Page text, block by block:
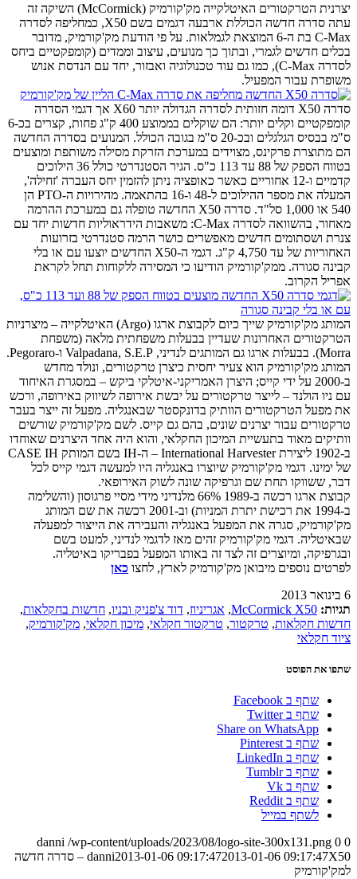
יצרנית הטרקטורים האיטלקייה מק'קורמיק (McCormick) השיקה זה
עתה סדרה חדשה הכוללת ארבעה דגמים בשם X50, כמחליפה לסדרה
C-Max בת ה-6 המוצאת לגמלאות. על פי הודעת מק'קורמיק, מדובר
בכלים חדשים לגמרי, ובתוך כך מנועים, עיצוב וממדים (קומפקטיים ביחס
לסדרה C-Max), כמו גם עוד טכנולוגיה ואבזור, יחד עם הנדסת אנוש
משופרת עבור המפעיל.
סדרה X50 דומה חזותית לסדרה הגדולה יותר X60 אך דגמי הסדרה
קומפקטיים וקלים יותר: הם שוקלים בממוצע 400 ק"ג פחות, קצרים בכ-6
ס"מ בבסיס הגלגלים ובכ-20 ס"מ בגובה הכולל. המנועים בסדרה החדשה
הם מתוצרת פרקינס, מצוידים במערכת הזרקת מסילה משותפת ומוצעים
בטווח הספק של 88 עד 113 כ"ס. הגיר הסטנדרטי כולל 36 הילוכים
קדמיים ו-12 אחוריים כאשר כאופציה ניתן להזמין יחס העברה 'זחילה',
המעלה את מספר ההילוכים ל-48 ו-16 בהתאמה. מהירויות ה-PTO הן
540 או 1,000 סל"ד. סדרה X50 החדשה טופלה גם במערכת ההרמה
מאחור, בהשוואה לסדרה C-Max: משאבות הידראוליות חדשות יחד עם
צנרת ושסתומים חדשים מאפשרים כושר הרמה סטנדרטי בזרועות
האחוריות של עד 4,750 ק"ג. דגמי ה-X50 החדשים יוצעו עם או בלי
קבינה סגורה. ממק'קורמיק הודיעו כי המסירה ללקוחות תחל לקראת
אפריל הקרוב.
המותג מק'קורמיק שייך כיום לקבוצת ארגו (Argo) האיטלקייה – מיצרניות
הטרקטורים האחרונות שעדיין בבעלות משפחתית מלאה (משפחת
Morra). בבעלות ארגו גם המותגים לנדיני, Valpadana, S.E.P ו-Pegoraro.
המותג מק'קורמיק הוא צעיר יחסית כיצרן טרקטורים, ונולד מחדש
ב-2000 על ידי קייס; היצרן האמריקני-איטלקי ביקש – במסגרת האיחוד
עם ניו הולנד – לייצר טרקטורים על יבשת אירופה לשיווק באירופה, ורכש
את מפעל הטרקטורים הוותיק בדונקסטר שבאנגליה. מפעל זה ייצר בעבר
טרקטורים עבור יצרנים שונים, בהם גם קייס. לשם מק'קורמיק שורשים
וותיקים מאוד בתעשיית המיכון החקלאי, והוא היה אחד היצרנים שאוחדו
ב-1902 ליצירת International Harvester – ה-IH בשם המותק CASE IH
של ימינו. דגמי מק'קורמיק שיוצרו באנגליה היו למעשה דגמי קייס לכל
דבר, ששווקו תחת שם וגרפיקה שונה לשוק האירופאי.
קבוצת ארגו רכשה ב-1989 66% מלנדיני מידי מסיי פרגוסון (והשלימה
ב-1994 את רכישת יתרת המניות) וב-2001 רכשה את שם המותג
מק'קורמיק, סגרה את המפעל באנגליה והעבירה את הייצור למפעלה
שבאיטליה. דגמי מק'קורמיק זהים מאז לדגמי לנדיני, למעט בשם
ובגרפיקה, ומיוצרים זה לצד זה באותו המפעל בפבריקו באיטליה.
לפרטים נוספים מיבואן מק'קורמיק לארץ, לחצו כאן
6 בינואר 2013
תגיות: McCormick X50
, אגריניוז, דוד צ'פניק ובניו, חדשות בחקלאות,
חדשות חקלאות, טרקטור, טרקטור חקלאי, מיכון חקלאי, מק'קורמיק,
ציוד חקלאי
שתפו את הפוסט
שתף ב Facebook
שתף ב Twitter
Share on WhatsApp
שתף ב Pinterest
שתף ב LinkedIn
שתף ב Tumblr
שתף ב Vk
שתף ב Reddit
לשתף במייל
0
0
danni /wp-content/uploads/2023/08/logo-site-300x131.png
danni2013-01-06 09:17:472013-01-06 09:17:47
X50 – סדרה חדשה
למק'קורמיק